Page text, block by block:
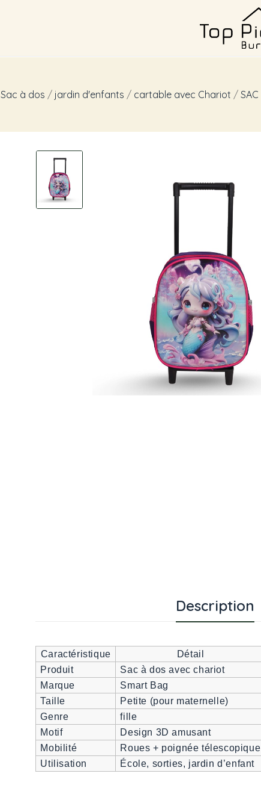
Sac à dos jardin d'enfants cartable avec Chariot SAC
Description
Caractéristique
Détail
Produit
Sac à dos avec chariot
Marque
Smart Bag
Taille
Petite (pour maternelle)
Genre
fille
Motif
Design 3D amusant
Mobilité
Roues + poignée télescopique
Utilisation
École, sorties, jardin d’enfant